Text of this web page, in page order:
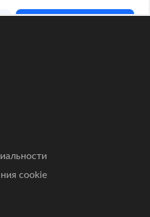
cookie